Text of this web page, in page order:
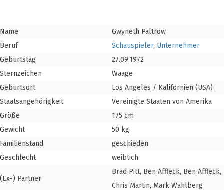
Name
Gwyneth Paltrow
Beruf
Schauspieler, Unternehmer
Geburtstag
27.09.1972
Sternzeichen
Waage
Geburtsort
Los Angeles / Kalifornien (USA)
Staatsangehörigkeit
Vereinigte Staaten von Amerika
Größe
175 cm
Gewicht
50 kg
Familienstand
geschieden
Geschlecht
weiblich
(Ex-) Partner
Brad Pitt, Ben Affleck, Ben Affleck,
Chris Martin, Mark Wahlberg